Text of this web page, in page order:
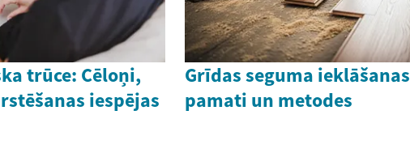
trūce: Cēloņi,
iespējas
Grīdas seguma ieklāšanas
pamati un metodes